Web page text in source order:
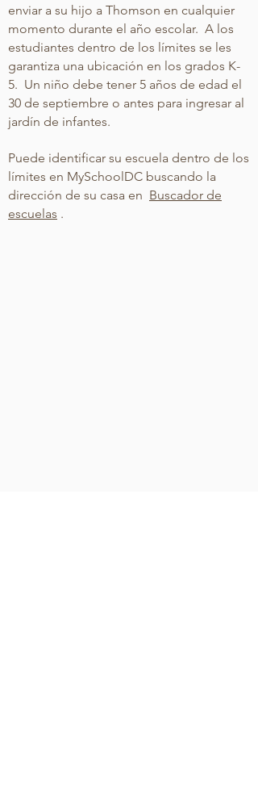
enviar a su hijo a Thomson en cualquier
momento durante el año escolar. A los
estudiantes dentro de los límites se les
garantiza una ubicación en los grados K-
5. Un niño debe tener 5 años de edad el
30 de septiembre o antes para ingresar al
jardín de infantes.
Puede identificar su escuela dentro de los
límites en MySchoolDC buscando la
dirección de su casa en Buscador de
escuelas .